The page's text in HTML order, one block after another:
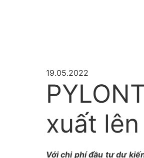
19.05.2022
xuất
Với chi phí đầu tư dự